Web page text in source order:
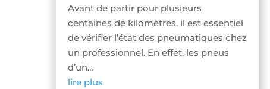
Avant de partir pour plusieurs
centaines de kilomètres, il est essentiel
de vérifier l’état des pneumatiques chez
un professionnel. En effet, les pneus
d’un...
lire plus